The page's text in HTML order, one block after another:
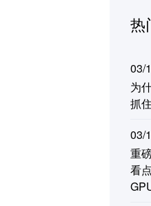
热
03/
为
抓
03/
重
看